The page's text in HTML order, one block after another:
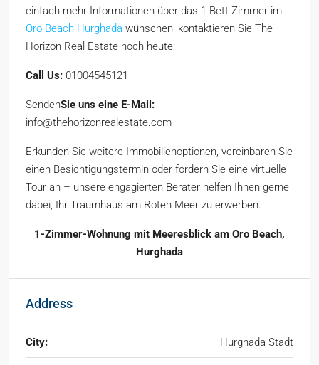
einfach mehr Informationen über das 1-Bett-Zimmer im
Oro Beach Hurghada wünschen, kontaktieren Sie The
Horizon Real Estate noch heute:
Call Us: 01004545121
SendenSie uns eine E-Mail:
info@thehorizonrealestate.com
Erkunden Sie weitere Immobilienoptionen, vereinbaren Sie
einen Besichtigungstermin oder fordern Sie eine virtuelle
Tour an – unsere engagierten Berater helfen Ihnen gerne
dabei, Ihr Traumhaus am Roten Meer zu erwerben.
1-Zimmer-Wohnung mit Meeresblick am Oro Beach,
Hurghada
Address
City: Hurghada Stadt